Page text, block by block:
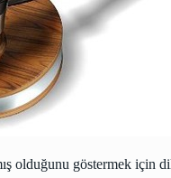
olduğunu göstermek için